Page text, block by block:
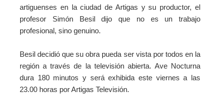
artiguenses en la ciudad de Artigas y su productor, el
profesor Simón Besil dijo que no es un trabajo
profesional, sino genuino.
Besil decidió que su obra pueda ser vista por todos en la
región a través de la televisión abierta. Ave Nocturna
dura 180 minutos y será exhibida este viernes a las
23.00 horas por Artigas Televisión.